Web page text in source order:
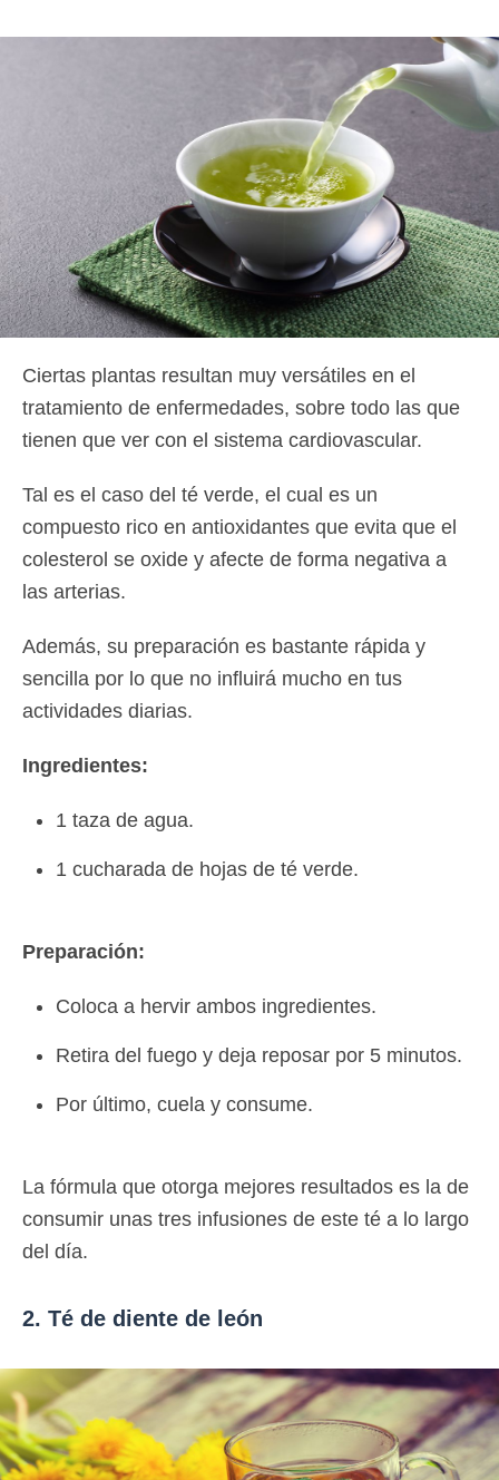
Ciertas plantas resultan muy versátiles en el
tratamiento de enfermedades, sobre todo las que
tienen que ver con el sistema cardiovascular.
Tal es el caso del té verde, el cual es un
compuesto rico en antioxidantes que evita que el
colesterol se oxide y afecte de forma negativa a
las arterias.
Además, su preparación es bastante rápida y
sencilla por lo que no influirá mucho en tus
actividades diarias.
Ingredientes:
1 taza de agua.
1 cucharada de hojas de té verde.
Preparación:
Coloca a hervir ambos ingredientes.
Retira del fuego y deja reposar por 5 minutos.
Por último, cuela y consume.
La fórmula que otorga mejores resultados es la de
consumir unas tres infusiones de este té a lo largo
del día.
2. Té de diente de león